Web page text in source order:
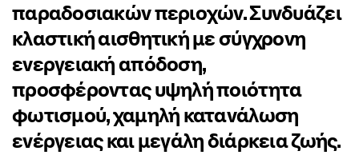
παραδοσιακών περιοχών. Συνδυάζει
κλαστική αισθητική με σύγχρονη
ενεργειακή απόδοση,
προσφέροντας υψηλή ποιότητα
φωτισμού, χαμηλή κατανάλωση
ενέργειας και μεγάλη διάρκεια ζωής.